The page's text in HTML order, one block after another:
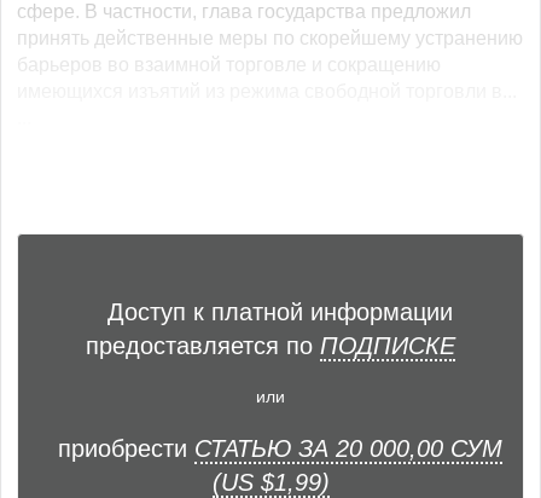
сфере. В частности, глава государства предложил
принять действенные меры по скорейшему устранению
барьеров во взаимной торговле и сокращению
Доступ к платной информации
предоставляется по ПОДПИСКЕ
или
приобрести СТАТЬЮ ЗА 20 000,00 СУМ
(US $1,99)